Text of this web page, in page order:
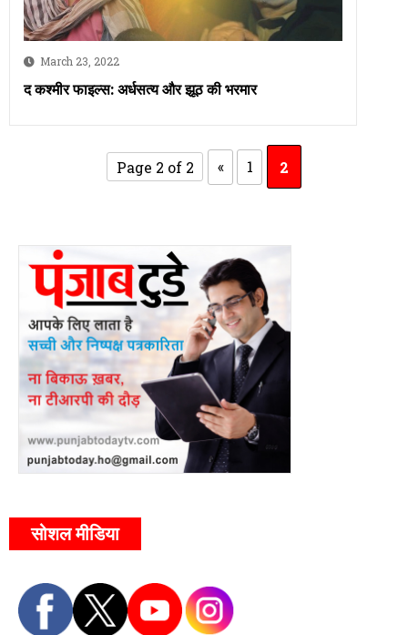
March 23, 2022
द कश्‍मीर फाइल्‍स: अर्धसत्‍य और झूठ की भरमार
Page 2 of 2 « 1 2
सोशल मीडिया